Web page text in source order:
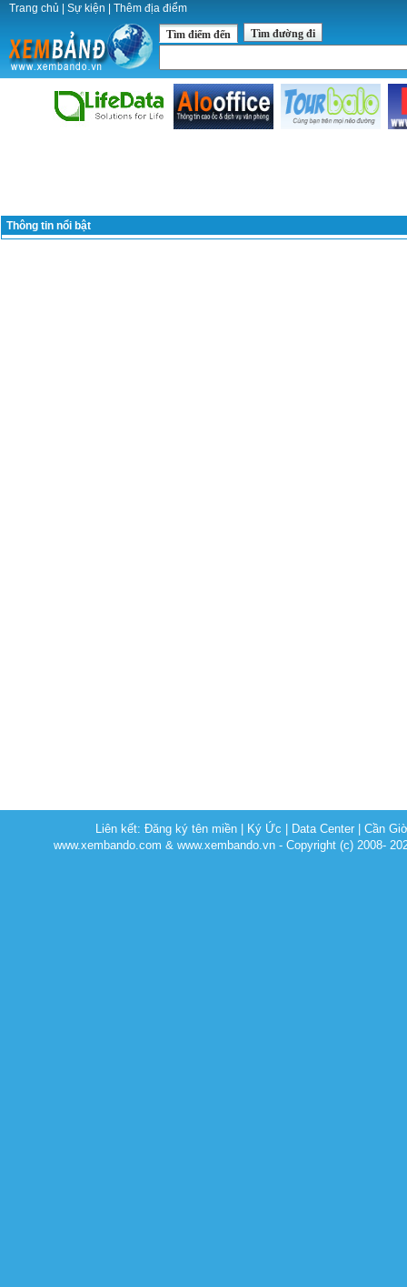
Trang chủ Sự kiện Thêm địa điểm
Tìm điểm đến Tìm đường đi
Thông tin nổi bật
Liên kết:Đăng ký tên miền Ký Ức Data Center |Cần
www.xembando.com & www.xembando.vn - Copyright (c) 2008-